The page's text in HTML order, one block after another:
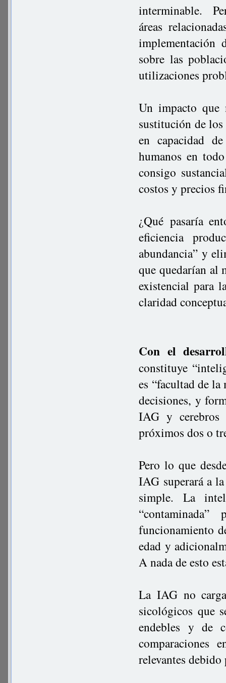
interminable.
áreas
implementación
sobre las
utilizaciones
Un impacto que
sustitución de
en capacidad
humanos en
consigo
costos y precios
¿Qué pasaría
eficiencia
abundancia” y
que quedarían al
existencial para
claridad
Con el
constituye
es “facultad de la
decisiones, y
IAG y cerebros
próximos dos o
Pero lo que
IAG superará a
simple. La
funcionamiento
edad y
A nada de esto
La IAG no
sicológicos que
endebles y de
relevantes debido